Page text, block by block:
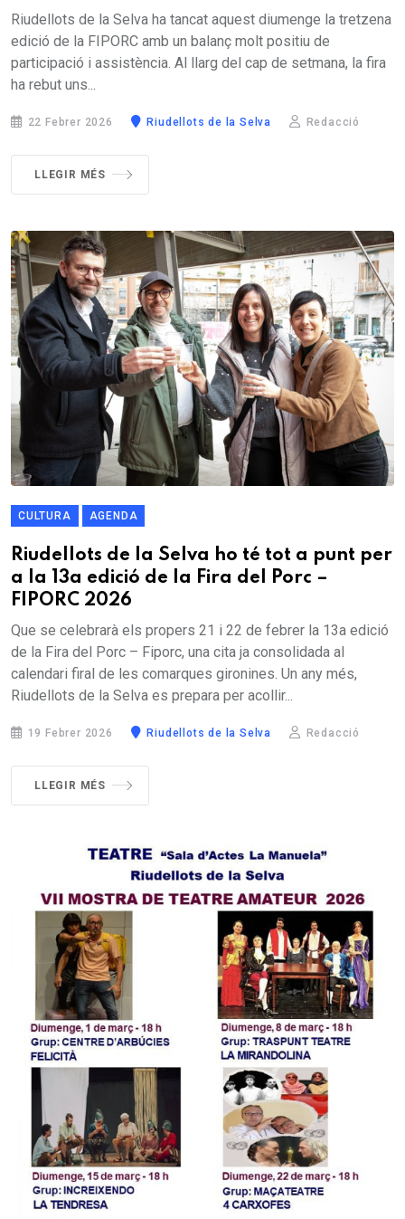
Riudellots de la Selva ha tancat aquest diumenge la tretzena
edició de la FIPORC amb un balanç molt positiu de
participació i assistència. Al llarg del cap de setmana, la fira
ha rebut uns...
22 Febrer 2026 Riudellots de la Selva Redacció
LLEGIR MÉS
CULTURA AGENDA
Riudellots de la Selva ho té tot a punt per
a la 13a edició de la Fira del Porc –
FIPORC 2026
Que se celebrarà els propers 21 i 22 de febrer la 13a edició
de la Fira del Porc – Fiporc, una cita ja consolidada al
calendari firal de les comarques gironines. Un any més,
Riudellots de la Selva es prepara per acollir...
19 Febrer 2026 Riudellots de la Selva Redacció
LLEGIR MÉS